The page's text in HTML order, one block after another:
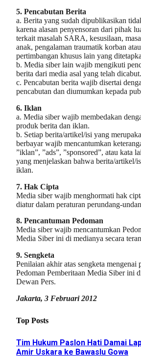
5. Pencabutan Berita
a. Berita yang sudah dipublikasikan
karena alasan penyensoran dari pihak
terkait masalah SARA, kesusilaan,
anak, pengalaman traumatik korban
pertimbangan khusus lain yang
b. Media siber lain wajib mengikuti
berita dari media asal yang telah dicabut.
c. Pencabutan berita wajib disertai
pencabutan dan diumumkan kepada
6. Iklan
a. Media siber wajib membedakan
produk berita dan iklan.
b. Setiap berita/artikel/isi yang
berbayar wajib mencantumkan
”iklan”, ”ads”, ”sponsored”, atau kata
yang menjelaskan bahwa berita/artikel/
iklan.
7. Hak Cipta
Media siber wajib menghormati hak
diatur dalam peraturan perundang-
8. Pencantuman Pedoman
Media siber wajib mencantumkan
Media Siber ini di medianya secara
9. Sengketa
Penilaian akhir atas sengketa mengenai
Pedoman Pemberitaan Media Siber ini
Dewan Pers.
Jakarta, 3 Februari 2012
Top Posts
Tim Hukum Paslon Hati Damai
Amir Uskara ke Bawaslu Gowa